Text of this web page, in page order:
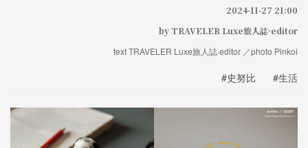
2024-11-27 21:00
by TRAVELER Luxe旅人誌·editor
text TRAVELER Luxe旅人誌·editor ／photo Pinkoi
#史努比 #生活